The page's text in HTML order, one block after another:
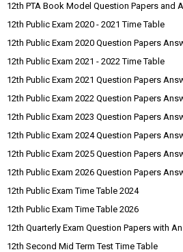
12th PTA Book Model Question Papers and
12th Public Exam 2020 - 2021 Time Table
12th Public Exam 2020 Question Papers
12th Public Exam 2021 - 2022 Time Table
12th Public Exam 2021 Question Papers
12th Public Exam 2022 Question Papers
12th Public Exam 2023 Question Papers
12th Public Exam 2024 Question Papers
12th Public Exam 2025 Question Papers
12th Public Exam 2026 Question Papers
12th Public Exam Time Table 2024
12th Public Exam Time Table 2026
12th Quarterly Exam Question Papers with
12th Second Mid Term Test Time Table